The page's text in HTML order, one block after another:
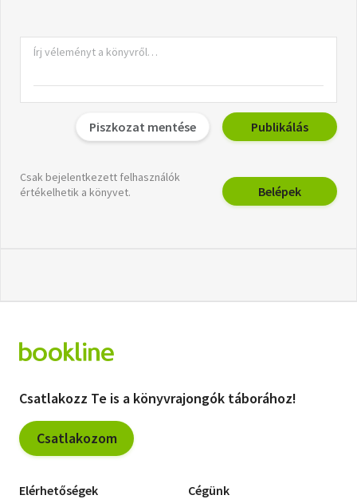
Piszkozat mentése Publikálás
Csak bejelentkezett felhasználók
értékelhetik a könyvet.
Belépek
Csatlakozz Te is a könyvrajongók táborához!
Csatlakozom
Elérhetőségek Cégünk